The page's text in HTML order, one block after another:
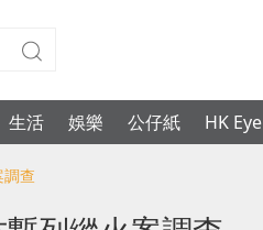
生活 娛樂 公仔紙 HK Eye
查